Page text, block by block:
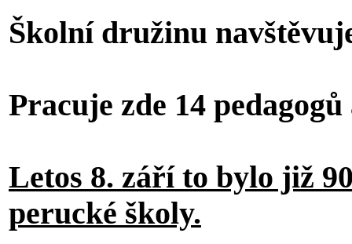
Školní družinu
Pracuje zde 14
Letos 8. září to bylo již
perucké školy.